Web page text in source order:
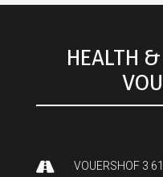
HEALTH
 VOUERSHOF 3